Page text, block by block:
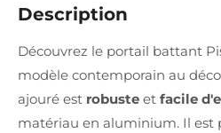
Description
Découvrez le portail battant
modèle contemporain au
ajouré est robuste et facile
matériau en aluminium. Il est